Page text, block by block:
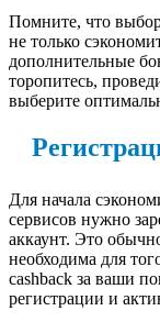
Помните, что
не только
дополнительные
торопитесь,
выберите
Для начала
сервисов нужно
аккаунт. Это
необходима для
cashback за ваши
регистрации и